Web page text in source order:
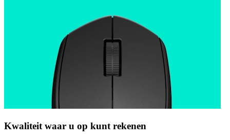
Kwaliteit waar u op kunt rekenen